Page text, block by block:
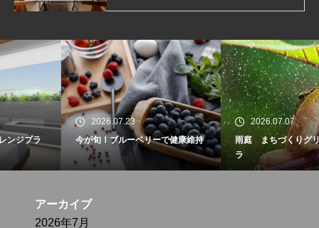
2026.07.23
今が旬！ブルーベリーで健康維持
2026.07.07
雨庭 まちづくりグリーンインフ
ラ
アーカイブ
2026年7月